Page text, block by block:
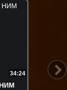
31:47
–